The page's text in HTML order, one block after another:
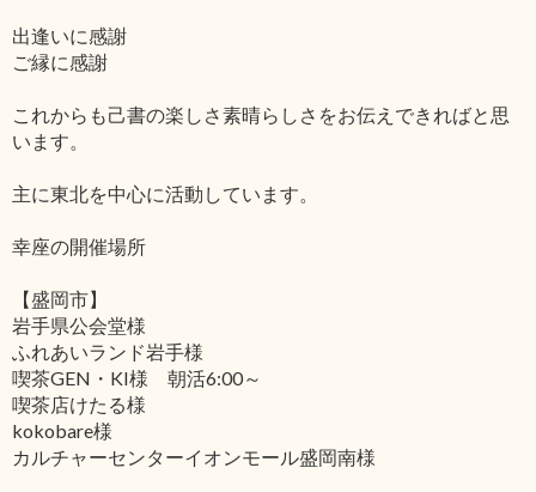
出逢いに感謝
ご縁に感謝
これからも己書の楽しさ素晴らしさをお伝えできればと思
います。
主に東北を中心に活動しています。
幸座の開催場所
【盛岡市】
岩手県公会堂様
ふれあいランド岩手様
喫茶GEN・KI様 朝活6:00～
喫茶店けたる様
kokobare様
カルチャーセンターイオンモール盛岡南様